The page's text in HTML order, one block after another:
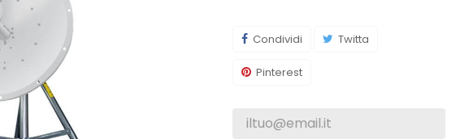
Condividi Twitta
Pinterest